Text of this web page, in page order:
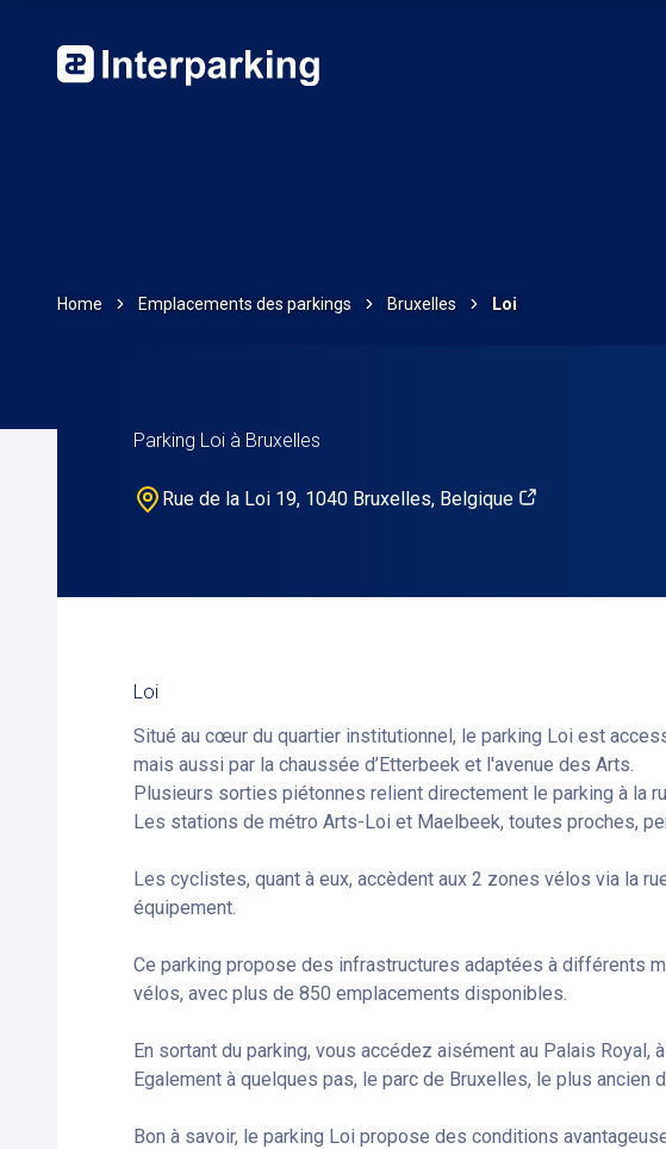
Home Emplacements des parkings Bruxelles Loi
Parking Loi à Bruxelles
Rue de la Loi 19, 1040 Bruxelles, Belgique
Loi
Situé au cœur du quartier institutionnel, le parking Loi est
mais aussi par la chaussée d’Etterbeek et l'avenue des Arts.
Plusieurs sorties piétonnes relient directement le parking à la
Les stations de métro Arts-Loi et Maelbeek, toutes proches,
Les cyclistes, quant à eux, accèdent aux 2 zones vélos via la
équipement.
Ce parking propose des infrastructures adaptées à différents
vélos, avec plus de 850 emplacements disponibles.
En sortant du parking, vous accédez aisément au Palais Royal,
Egalement à quelques pas, le parc de Bruxelles, le plus
Bon à savoir, le parking Loi propose des conditions